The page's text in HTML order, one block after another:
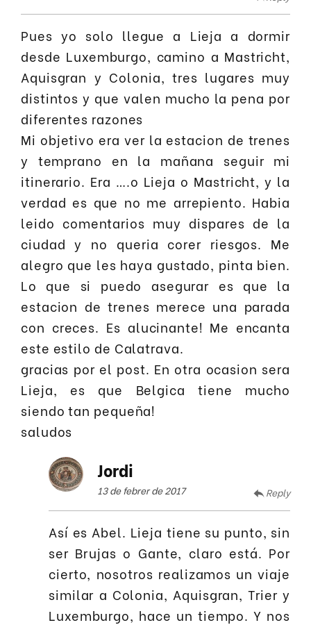
Pues yo solo llegue a Lieja a dormir
desde Luxemburgo, camino a Mastricht,
Aquisgran y Colonia, tres lugares muy
distintos y que valen mucho la pena por
diferentes razones
Mi objetivo era ver la estacion de trenes
y temprano en la mañana seguir mi
itinerario. Era ….o Lieja o Mastricht, y la
verdad es que no me arrepiento. Habia
leido comentarios muy dispares de la
ciudad y no queria corer riesgos. Me
alegro que les haya gustado, pinta bien.
Lo que si puedo asegurar es que la
estacion de trenes merece una parada
con creces. Es alucinante! Me encanta
este estilo de Calatrava.
gracias por el post. En otra ocasion sera
Lieja, es que Belgica tiene mucho
siendo tan pequeña!
saludos
Jordi
13 de febrer de 2017 Reply
Así es Abel. Lieja tiene su punto, sin
ser Brujas o Gante, claro está. Por
cierto, nosotros realizamos un viaje
similar a Colonia, Aquisgran, Trier y
Luxemburgo, hace un tiempo. Y nos